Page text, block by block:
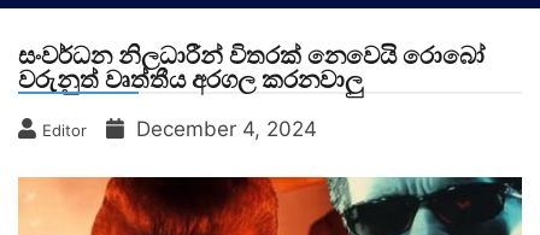
සංවර්ධන නිලධාරීන් විතරක් නෙවෙයි රොබෝ
වරුනුත් වෘත්තීය අරගල කරනවාලු
Editor December 4, 2024